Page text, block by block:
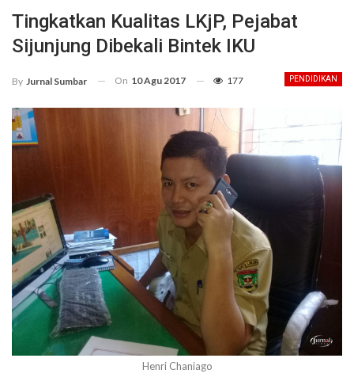
Tingkatkan Kualitas LKjP, Pejabat
Sijunjung Dibekali Bintek IKU
PENDIDIKAN
By Jurnal Sumbar On 10 Agu 2017 177
Henri Chaniago